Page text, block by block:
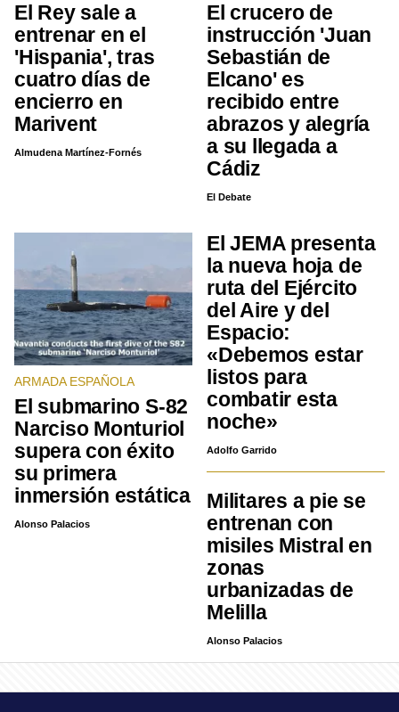
El Rey sale a
entrenar en el
'Hispania', tras
cuatro días de
encierro en
Marivent
Almudena Martínez-Fornés
El crucero de
instrucción 'Juan
Sebastián de
Elcano' es
recibido entre
abrazos y alegría
a su llegada a
Cádiz
El Debate
ARMADA ESPAÑOLA
El submarino S-82
Narciso Monturiol
supera con éxito
su primera
inmersión estática
Alonso Palacios
El JEMA presenta
la nueva hoja de
ruta del Ejército
del Aire y del
Espacio:
«Debemos estar
listos para
combatir esta
noche»
Adolfo Garrido
Militares a pie se
entrenan con
misiles Mistral en
zonas
urbanizadas de
Melilla
Alonso Palacios